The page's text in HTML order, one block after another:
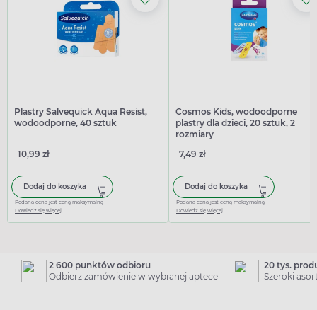
Plastry Salvequick Aqua Resist,
wodoodporne, 40 sztuk
10,99 zł
Dodaj do koszyka
Podana cena jest ceną maksymalną
Dowiedz się więcej
Cosmos Kids, wodoodporne
plastry dla dzieci, 20 sztuk, 2
rozmiary
7,49 zł
Dodaj do koszyka
Podana cena jest ceną maksymalną
Dowiedz się więcej
2 600 punktów odbioru
Odbierz zamówienie w wybranej aptece
20 tys.
Szeroki